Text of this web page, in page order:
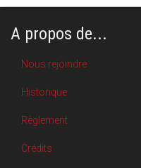
A propos de...
Nous rejoindre
Historique
Règlement
Crédits